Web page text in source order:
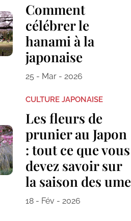
Comment
célébrer le
hanami à la
japonaise
25 - Mar - 2026
CULTURE JAPONAISE
Les fleurs de
prunier au Japon
: tout ce que vous
devez savoir sur
la saison des ume
18 - Fév - 2026